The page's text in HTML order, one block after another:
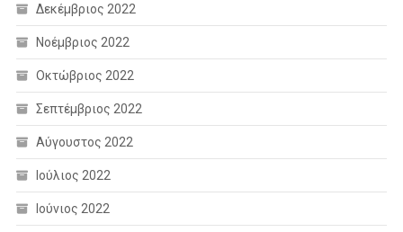
Δεκέμβριος 2022
Νοέμβριος 2022
Οκτώβριος 2022
Σεπτέμβριος 2022
Αύγουστος 2022
Ιούλιος 2022
Ιούνιος 2022